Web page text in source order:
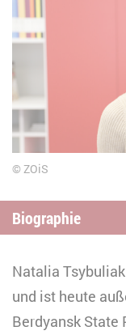
ZOiS
Biographie
Natalia
und ist heute
Berdyansk State